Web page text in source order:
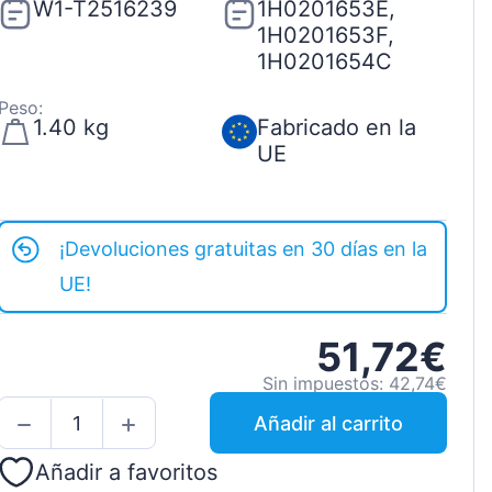
W1-T2516239
1H0201653E,
1H0201653F,
1H0201654C
1.40 kg
Fabricado en la
UE
¡Devoluciones gratuitas en 30 días en la
UE!
51,72€
Sin impuestos: 42,74€
Añadir al carrito
Añadir a favoritos